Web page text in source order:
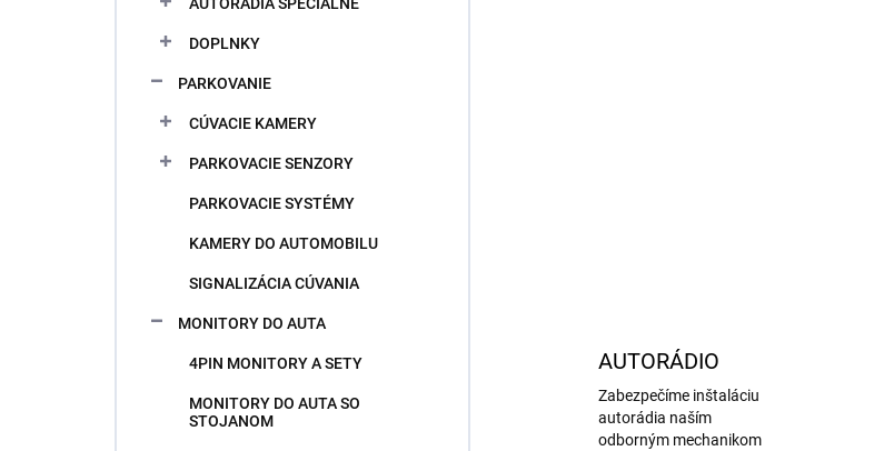
DOPLNKY
PARKOVANIE
CÚVACIE KAMERY
PARKOVACIE SENZORY
PARKOVACIE SYSTÉMY
KAMERY DO AUTOMOBILU
SIGNALIZÁCIA CÚVANIA
MONITORY DO AUTA
4PIN MONITORY A SETY
MONITORY DO AUTA SO
STOJANOM
AUTORÁDIO
Zabezpečíme inštaláciu
autorádia naším
odborným mechanikom